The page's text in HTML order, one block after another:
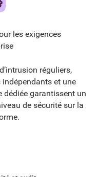
les exigences
réguliers,
indépendants et une
dédiée garantissent un
de sécurité sur la